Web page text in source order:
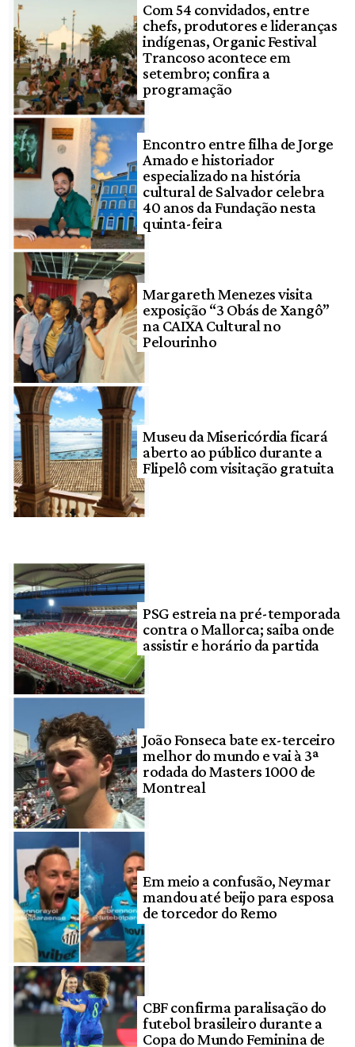
Com 54 convidados, entre
chefs, produtores e lideranças
indígenas, Organic Festival
Trancoso acontece em
setembro; confira a
programação
Encontro entre filha de Jorge
Amado e historiador
especializado na história
cultural de Salvador celebra
40 anos da Fundação nesta
quinta-feira
Margareth Menezes visita
exposição “3 Obás de Xangô”
na CAIXA Cultural no
Pelourinho
Museu da Misericórdia ficará
aberto ao público durante a
Flipelô com visitação gratuita
PSG estreia na pré-temporada
contra o Mallorca; saiba onde
assistir e horário da partida
João Fonseca bate ex-terceiro
melhor do mundo e vai à 3ª
rodada do Masters 1000 de
Montreal
Em meio a confusão, Neymar
mandou até beijo para esposa
de torcedor do Remo
CBF confirma paralisação do
futebol brasileiro durante a
Copa do Mundo Feminina de